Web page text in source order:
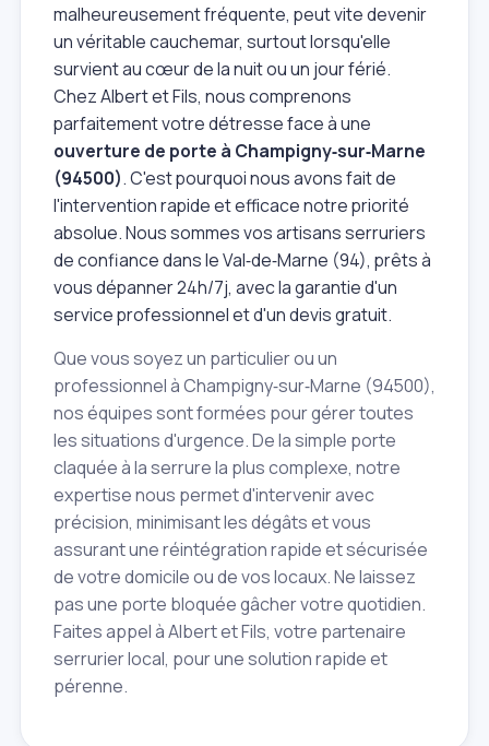
malheureusement fréquente, peut vite devenir
un véritable cauchemar, surtout lorsqu'elle
survient au cœur de la nuit ou un jour férié.
Chez Albert et Fils, nous comprenons
parfaitement votre détresse face à une
ouverture de porte à Champigny‑sur‑Marne
(94500). C'est pourquoi nous avons fait de
l'intervention rapide et efficace notre priorité
absolue. Nous sommes vos artisans serruriers
de confiance dans le Val‑de‑Marne (94), prêts à
vous dépanner 24h/7j, avec la garantie d'un
service professionnel et d'un devis gratuit.
Que vous soyez un particulier ou un
professionnel à Champigny‑sur‑Marne (94500),
nos équipes sont formées pour gérer toutes
les situations d'urgence. De la simple porte
claquée à la serrure la plus complexe, notre
expertise nous permet d'intervenir avec
précision, minimisant les dégâts et vous
assurant une réintégration rapide et sécurisée
de votre domicile ou de vos locaux. Ne laissez
pas une porte bloquée gâcher votre quotidien.
Faites appel à Albert et Fils, votre partenaire
serrurier local, pour une solution rapide et
pérenne.